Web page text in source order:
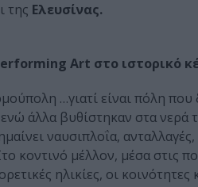
της Ελευσίνας.
Art στο ιστορικό
…γιατί είναι πόλη
άλλα βυθίστηκαν στα
ναυσιπλοΐα,
κοντινό μέλλον, μέσα στις
ηλικίες, οι